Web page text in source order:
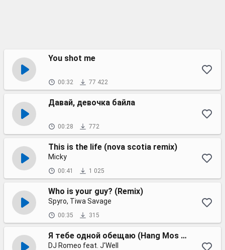
You shot me
00:32 77 422
Давай, девочка байла
00:28 772
This is the life (nova scotia remix)
Micky
00:41 1 025
Who is your guy? (Remix)
Spyro, Tiwa Savage
00:35 315
Я тебе одной обещаю (Hang Mos & Kolya Dark remix 2023)
DJ Romeo feat. J'Well